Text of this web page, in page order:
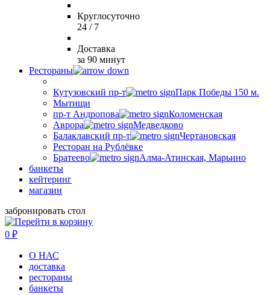
Круглосуточно
24 / 7
Доставка
за 90 минут
Рестораны
Кутузовский пр-т
Парк Победы 150 м.
Мытищи
пр-т Андропова
Коломенская
Аврора
Медведково
Балаклавский пр-т
Чертановская
Ресторан на Рублёвке
Братеево
Алма-Атинская, Марьино
банкеты
кейтеринг
магазин
забронировать стол
0 ₽
О НАС
доставка
рестораны
банкеты